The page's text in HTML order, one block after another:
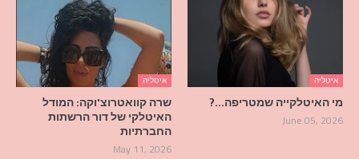
איטליה
מי האיטלקייה שמטריפה…?
June 05, 2026
איטליה
שרה קוואטרוצ'וקה: המודל
האיטלקי של דור הרשתות
החברתיות
May 11, 2026